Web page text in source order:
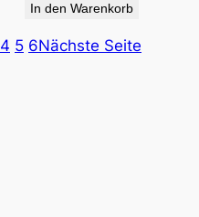
In den Warenkorb
4 5 6Nächste Seite